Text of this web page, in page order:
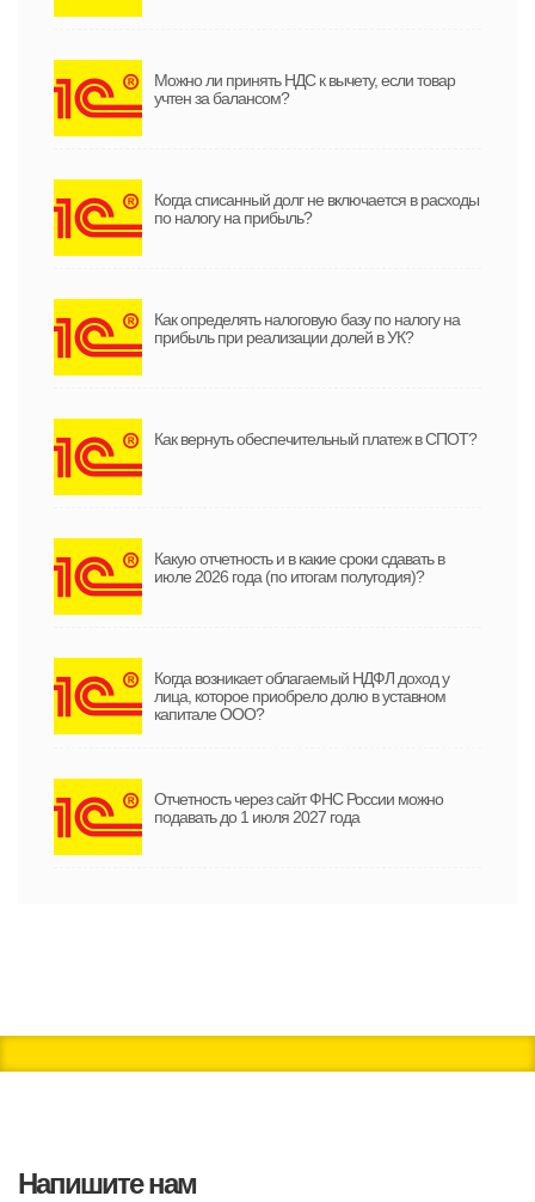
Можно ли принять НДС к вычету, если товар
учтен за балансом?
Когда списанный долг не включается в расходы
по налогу на прибыль?
Как определять налоговую базу по налогу на
прибыль при реализации долей в УК?
Как вернуть обеспечительный платеж в СПОТ?
Какую отчетность и в какие сроки сдавать в
июле 2026 года (по итогам полугодия)?
Когда возникает облагаемый НДФЛ доход у
лица, которое приобрело долю в уставном
капитале ООО?
Отчетность через сайт ФНС России можно
подавать до 1 июля 2027 года
Напишите нам